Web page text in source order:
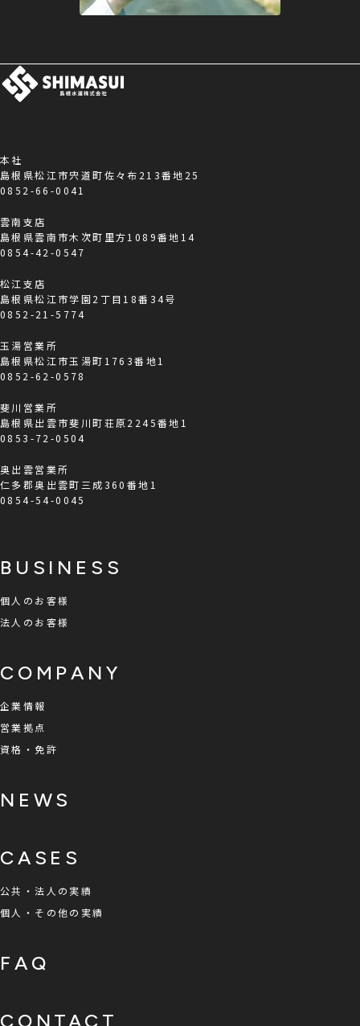
本社
島根県松江市宍道町佐々布213番地25
0852-66-0041
雲南支店
島根県雲南市木次町里方1089番地14
0854-42-0547
松江支店
島根県松江市学園2丁目18番34号
0852-21-5774
玉湯営業所
島根県松江市玉湯町1763番地1
0852-62-0578
斐川営業所
島根県出雲市斐川町荘原2245番地1
0853-72-0504
奥出雲営業所
仁多郡奥出雲町三成360番地1
0854-54-0045
BUSINESS
個人のお客様
法人のお客様
COMPANY
企業情報
営業拠点
資格・免許
NEWS
CASES
公共・法人の実績
個人・その他の実績
FAQ
CONTACT